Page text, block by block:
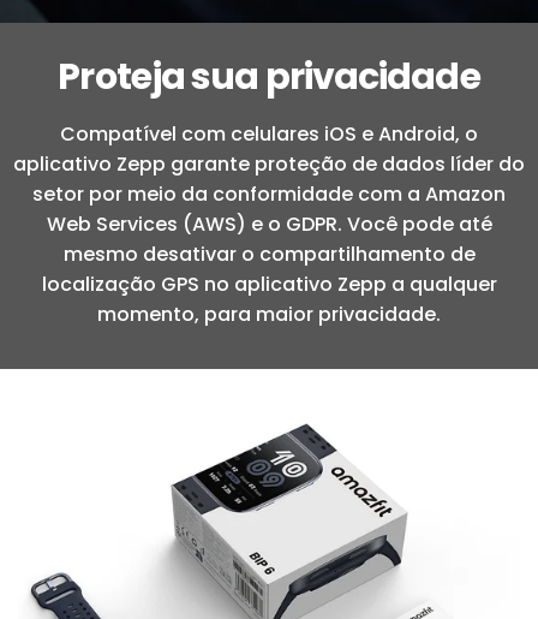
Proteja sua privacidade
Compatível com celulares iOS e Android, o
aplicativo Zepp garante proteção de dados líder do
setor por meio da conformidade com a Amazon
Web Services (AWS) e o GDPR. Você pode até
mesmo desativar o compartilhamento de
localização GPS no aplicativo Zepp a qualquer
momento, para maior privacidade.